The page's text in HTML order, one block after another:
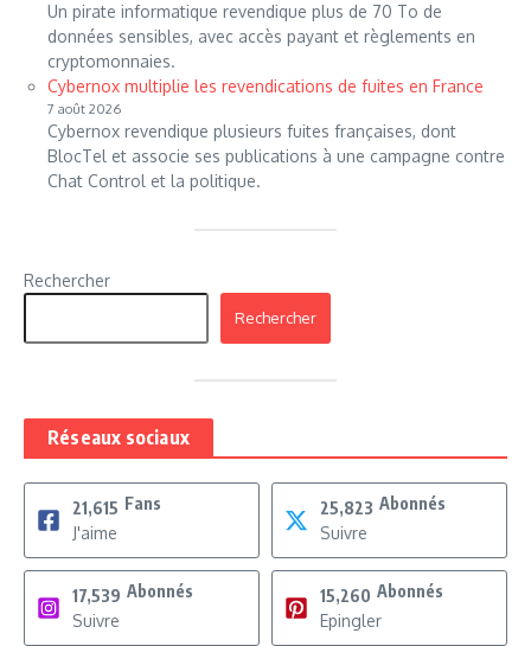
Un pirate informatique revendique plus de 70 To de
données sensibles, avec accès payant et règlements en
cryptomonnaies.
Cybernox multiplie les revendications de fuites en France
7 août 2026
Cybernox revendique plusieurs fuites françaises, dont
BlocTel et associe ses publications à une campagne contre
Chat Control et la politique.
Rechercher
Rechercher
Réseaux sociaux
21,615 Fans
J'aime
25,823 Abonnés
Suivre
17,539 Abonnés
Suivre
15,260 Abonnés
Epingler